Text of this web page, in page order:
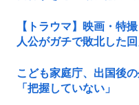
【トラウマ】映画・特
人公がガチで敗北した
こども家庭庁、出国後
「把握していない」